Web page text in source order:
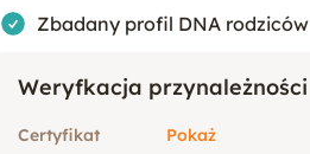
Tak Zbadany profil DNA rodziców
Weryfkacja przynależności
Certyfikat
Pokaż